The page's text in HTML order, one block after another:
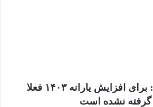
مرتضوی: برای افزایش یارانه ۱۴۰۳ فعلا
نشده است